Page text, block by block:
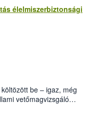
élelmiszerbiztonsági
be – igaz, még
vetőmagvizsgáló
Czigler Győző által